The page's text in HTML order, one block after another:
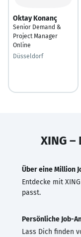
Oktay Konanç
Senior Demand &
Project Manager
Online
Düsseldorf
XING
Über eine Million
Entdecke mit
passt.
Persönliche Job-
Lass Dich finden